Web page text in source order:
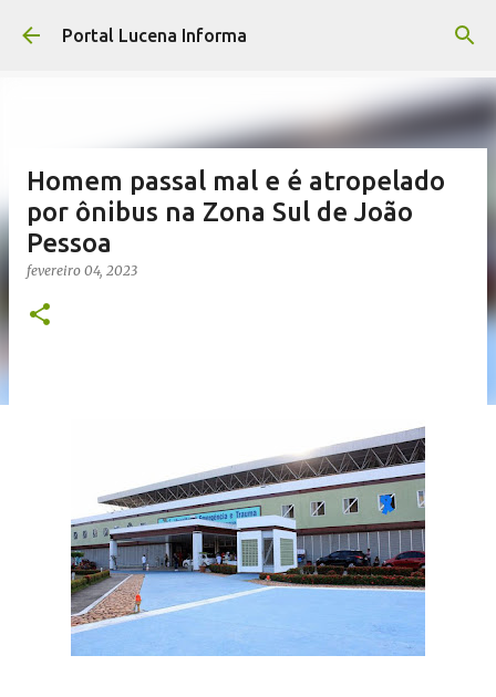
Pular para o conteúdo principal
Portal Lucena Informa
Homem passal mal e é atropelado
por ônibus na Zona Sul de João
Pessoa
fevereiro 04, 2023